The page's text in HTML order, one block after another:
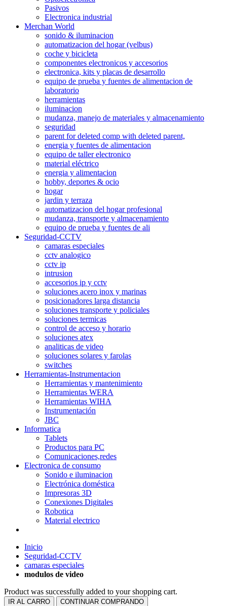
Pasivos
Electronica industrial
Merchan World
sonido & iluminacion
automatizacion del hogar (velbus)
coche y bicicleta
componentes electronicos y accesorios
electronica, kits y placas de desarrollo
equipo de prueba y fuentes de alimentacion de
laboratorio
herramientas
iluminacion
mudanza, manejo de materiales y almacenamiento
seguridad
parent for deleted comp with deleted parent,
energia y fuentes de alimentacion
equipo de taller electronico
material eléctrico
energia y alimentacion
hobby, deportes & ocio
hogar
jardin y terraza
automatizacion del hogar profesional
mudanza, transporte y almacenamiento
equipo de prueba y fuentes de ali
Seguridad-CCTV
camaras especiales
cctv analogico
cctv ip
intrusion
accesorios ip y cctv
soluciones acero inox y marinas
posicionadores larga distancia
soluciones transporte y policiales
soluciones termicas
control de acceso y horario
soluciones atex
analiticas de video
soluciones solares y farolas
switches
Herramientas-Instrumentacion
Herramientas y mantenimiento
Herramientas WERA
Herramientas WIHA
Instrumentación
JBC
Informatica
Tablets
Productos para PC
Comunicaciones,redes
Electronica de consumo
Sonido e iluminacion
Electrónica doméstica
Impresoras 3D
Conexiones Digitales
Robotica
Material electrico
Inicio
Seguridad-CCTV
camaras especiales
modulos de video
Product was successfully added to your shopping cart.
IR AL CARRO CONTINUAR COMPRANDO